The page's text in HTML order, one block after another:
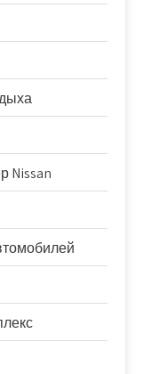
Nissan